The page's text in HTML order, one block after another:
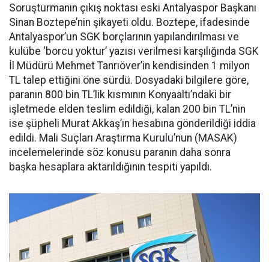
Soruşturmanın çıkış noktası eski Antalyaspor Başkanı
Sinan Boztepe’nin şikayeti oldu. Boztepe, ifadesinde
Antalyaspor’un SGK borçlarının yapılandırılması ve
kulübe ‘borcu yoktur’ yazısı verilmesi karşılığında SGK
İl Müdürü Mehmet Tanrıöver’in kendisinden 1 milyon
TL talep ettiğini öne sürdü. Dosyadaki bilgilere göre,
paranın 800 bin TL’lik kısmının Konyaaltı’ndaki bir
işletmede elden teslim edildiği, kalan 200 bin TL’nin
ise şüpheli Murat Akkaş’ın hesabına gönderildiği iddia
edildi. Mali Suçları Araştırma Kurulu’nun (MASAK)
incelemelerinde söz konusu paranın daha sonra
başka hesaplara aktarıldığının tespiti yapıldı.